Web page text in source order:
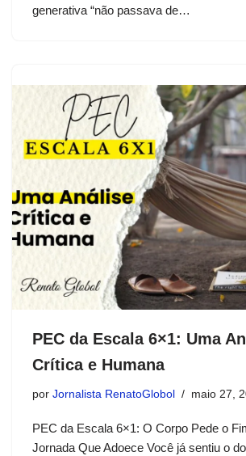
generativa “não passava de…
PEC da Escala 6×1: Uma
Crítica e Humana
por Jornalista RenatoGlobol maio 27,
PEC da Escala 6×1: O Corpo Pede o
Jornada Que Adoece Você já sentiu o